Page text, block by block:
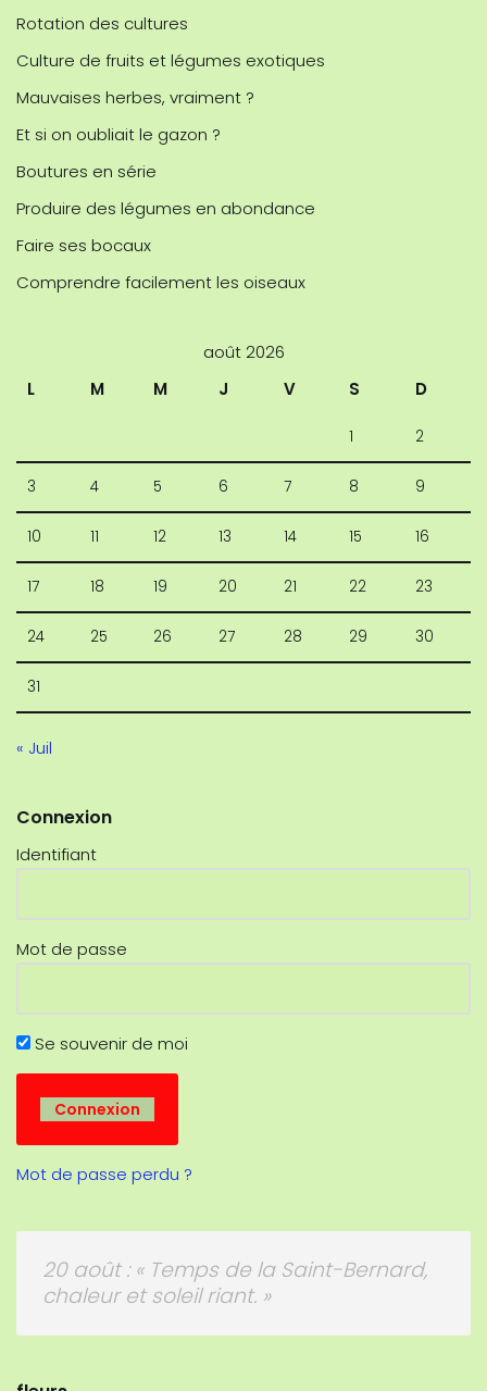
Rotation des cultures
Culture de fruits et légumes exotiques
Mauvaises herbes, vraiment ?
Et si on oubliait le gazon ?
Boutures en série
Produire des légumes en abondance
Faire ses bocaux
Comprendre facilement les oiseaux
août 2026
L
M M J V S D
1 2
3 4 5 6 7 8 9
10 11 12 13 14 15 16
17 18 19 20 21 22 23
24 25 26 27 28 29 30
31
« Juil
Connexion
Identifiant
Mot de passe
Se souvenir de moi
Mot de passe perdu ?
20 août : « Temps de la Saint-Bernard,
chaleur et soleil riant. »